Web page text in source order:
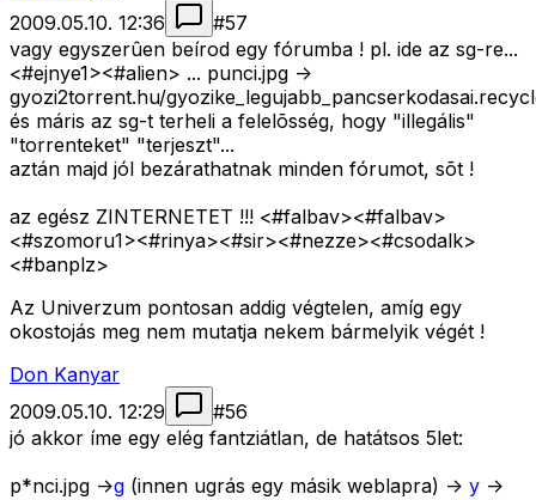
2009.05.10. 12:36
#57
vagy egyszerûen beírod egy fórumba ! pl. ide az sg-re...
<#ejnye1><#alien> ... punci.jpg ->
gyozi2torrent.hu/
és máris az sg-t terheli a felelõsség, hogy "illegális"
"torrenteket" "terjeszt"...
aztán majd jól bezárathatnak minden fórumot, sõt !
az egész ZINTERNETET !!! <#falbav><#falbav>
<#szomoru1><#rinya><#sir><#nezze><#csodalk>
<#banplz>
Az Univerzum pontosan addig végtelen, amíg egy
okostojás meg nem mutatja nekem bármelyik végét !
Don Kanyar
2009.05.10. 12:29
#56
jó akkor íme egy elég fantziátlan, de hatátsos 5let:
p*nci.jpg ->g (innen ugrás egy másik weblapra) -> y ->